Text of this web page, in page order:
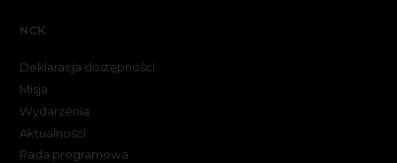
NCK
Deklaracja dostępności
Misja
Wydarzenia
Aktualności
Rada programowa